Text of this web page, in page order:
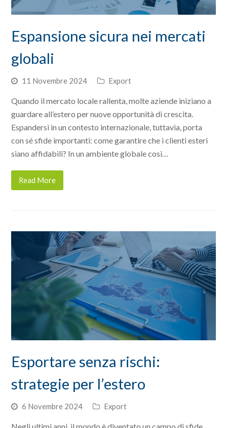
Espansione sicura nei mercati
globali
11 Novembre 2024 Export
Quando il mercato locale rallenta, molte aziende iniziano a
guardare all’estero per nuove opportunità di crescita.
Espandersi in un contesto internazionale, tuttavia, porta
con sé sfide importanti: come garantire che i clienti esteri
siano affidabili? In un ambiente globale così…
Read More
Esportare senza rischi:
strategie per l’estero
6 Novembre 2024 Export